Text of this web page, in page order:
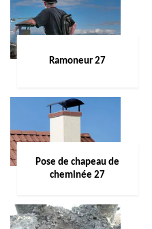
Ramoneur 27
Pose de chapeau de
cheminée 27